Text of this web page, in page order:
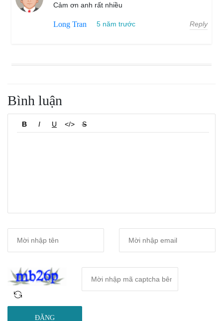
Cảm ơn anh rất nhiều
Long Tran 5 năm trước Reply
Bình luận
B I U </> S
ĐĂNG